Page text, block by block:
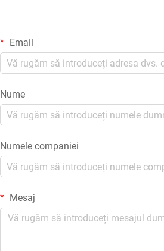
Email
Nume
Numele companiei
Mesaj